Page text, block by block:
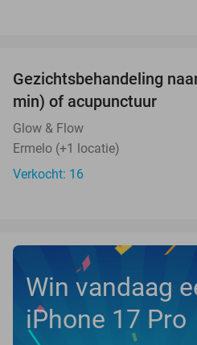
TODAY
Gezichtsbehandeling
min) of acupunctuur
Glow & Flow
Ermelo (+1 locatie)
Verkocht: 16
Win vandaag
iPhone 17 Pro